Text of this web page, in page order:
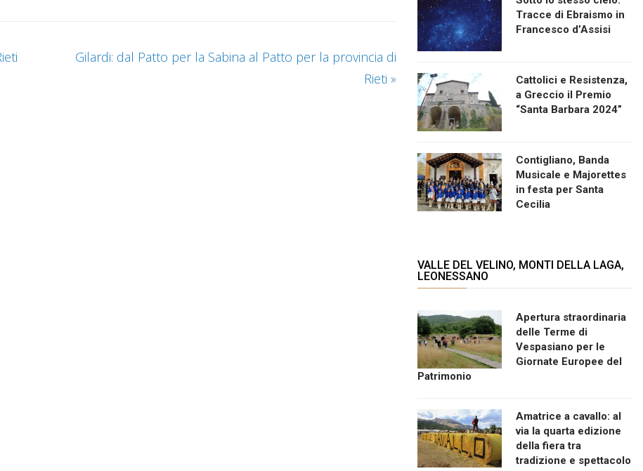
Gilardi: dal Patto per la Sabina al Patto per la provincia di
Rieti »
Tracce di Ebraismo in
Francesco d’Assisi
Cattolici e Resistenza,
a Greccio il Premio
“Santa Barbara 2024”
Contigliano, Banda
Musicale e Majorettes
in festa per Santa
Cecilia
VALLE DEL VELINO, MONTI DELLA LAGA,
LEONESSANO
Apertura straordinaria
delle Terme di
Vespasiano per le
Giornate Europee del
Patrimonio
Amatrice a cavallo: al
via la quarta edizione
della fiera tra
tradizione e spettacolo